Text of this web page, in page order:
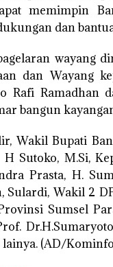
memimpin
dan
wayang
dan Wayang
Rafi Ramadhan
bangun
Wakil Bupati
Sutoko, M.Si,
Prasta, H.
Sulardi, Wakil 2
Sumsel
(AD/